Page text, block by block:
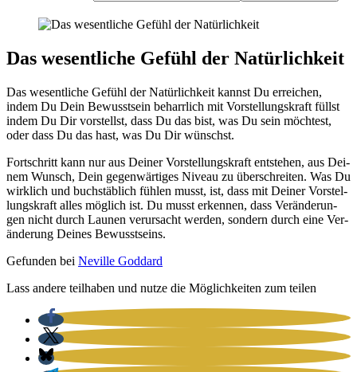
Das wesentliche Gefühl der Natürlichkeit
Das wesent­li­che Gefühl der Natür­lich­keit kannst Du errei­chen,
indem Du Dein Bewusst­sein beharr­lich mit Vor­stel­lungs­kraft füllst
indem Du Dir vor­stellst, dass Du das bist, was Du sein möch­test,
oder dass Du das hast, was Du Dir wünschst.
Fort­schritt kann nur aus Dei­ner Vor­stel­lungs­kraft ent­ste­hen, aus Dei­
nem Wunsch, Dein gegen­wär­ti­ges Niveau zu über­schrei­ten. Was Du
wirk­lich und buch­stäb­lich füh­len musst, ist, dass mit Dei­ner Vor­stel­
lungs­kraft alles mög­lich ist. Du musst erken­nen, dass Ver­än­de­run­
gen nicht durch Lau­nen ver­ur­sacht wer­den, son­dern durch eine Ver­
än­de­rung Dei­nes Bewusst­seins.
Gefun­den bei Neville God­dard
Lass ande­re teil­ha­ben und nut­ze die Mög­lich­kei­ten zum tei­len